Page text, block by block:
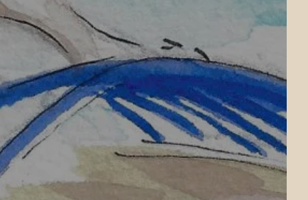
RESTAURANT
L’AUTHENTIQUE